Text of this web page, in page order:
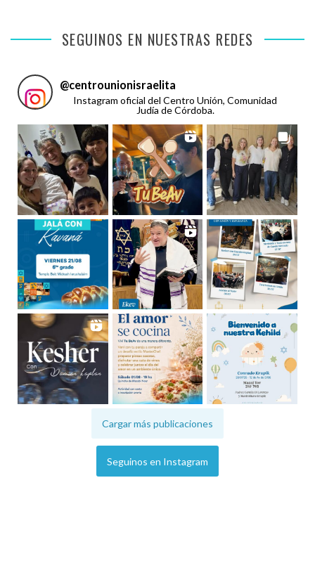
SEGUINOS EN NUESTRAS REDES
@centrounionisraelita
Instagram oficial del Centro Unión, Comunidad
Judía de Córdoba.
Cargar más publicaciones
Seguinos en Instagram